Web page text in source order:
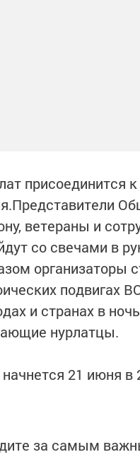
присоединится
ветераны и
со свечами в
организаторы
подвигах
и странах в
нурлатцы.
21 июня в
за самым